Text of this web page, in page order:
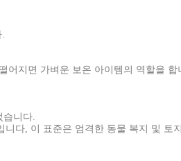
어지면 가벼운 보온 아이템의 역할을 합
니다.
니다, 이 표준은 엄격한 동물 복지 및 토